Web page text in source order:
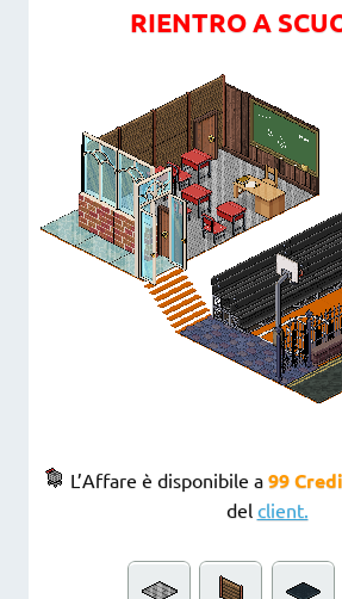
RIENTRO A
L’Affare è disponibile a 99
del client.